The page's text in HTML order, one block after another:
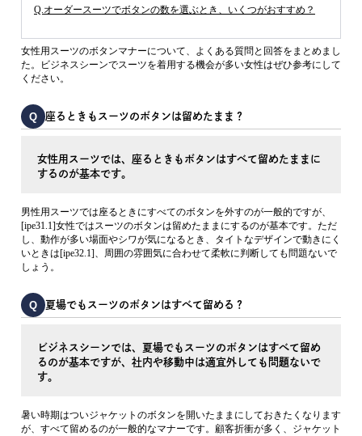
Q.オーダースーツでボタンの数を選ぶとき、いくつがおすすめ？
女性用スーツのボタンマナーについて、よくある質問と回答をまとめまし
た。ビジネスシーンでスーツを着用する機会が多い女性はぜひ参考にして
ください。
Q 座るときもスーツのボタンは留めたまま？
女性用スーツでは、座るときもボタンはすべて留めたままに
するのが基本です。
男性用スーツでは座るときにすべてのボタンを外すのが一般的ですが、
[ipe31.1]女性ではスーツのボタンは留めたままにするのが基本です。ただ
し、動作が多い場面やシワが気になるとき、タイトなデザインで動きにく
いときは[ipe32.1]、周囲の雰囲気に合わせて柔軟に判断しても問題ないで
しょう。
Q 夏場でもスーツのボタンはすべて留める？
ビジネスシーンでは、夏場でもスーツのボタンはすべて留め
るのが基本ですが、社内や移動中は適宜外しても問題ないで
す。
暑い時期はついジャケットのボタンを開いたままにしておきたくなります
が、すべて留めるのが一般的なマナーです。顧客折衝が多く、ジャケット